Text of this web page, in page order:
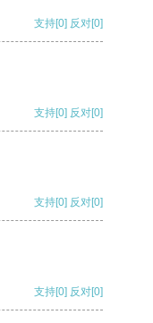
支持[0] 反对[0]
支持[0] 反对[0]
支持[0] 反对[0]
支持[0] 反对[0]